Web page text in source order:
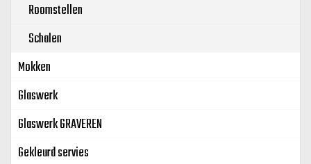
Roomstellen
Schalen
Mokken
Glaswerk
Glaswerk GRAVEREN
Gekleurd servies